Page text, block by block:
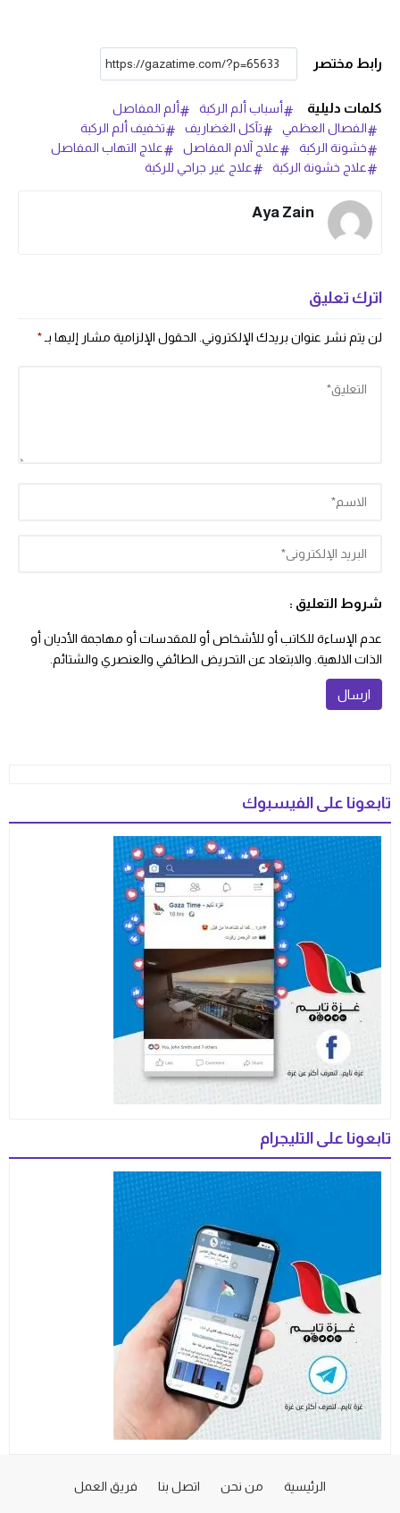
رابط مختصر
كلمات دليلية أسباب ألم الركبة
ألم المفاصل
الفصال العظمي
تآكل الغضاريف
تخفيف ألم الركبة
خشونة الركبة
علاج آلام المفاصل
علاج التهاب المفاصل
علاج خشونة الركبة
علاج غير جراحي للركبة
Aya Zain
اترك تعليق
لن يتم نشر عنوان بريدك الإلكتروني. الحقول الإلزامية مشار إليها بـ*
شروط التعليق :
عدم الإساءة للكاتب أو للأشخاص أو للمقدسات أو مهاجمة الأديان أو
الذات الالهية. والابتعاد عن التحريض الطائفي والعنصري والشتائم.
تابعونا على الفيسبوك
تابعونا على التليجرام
الرئيسية من نحن اتصل بنا فريق العمل